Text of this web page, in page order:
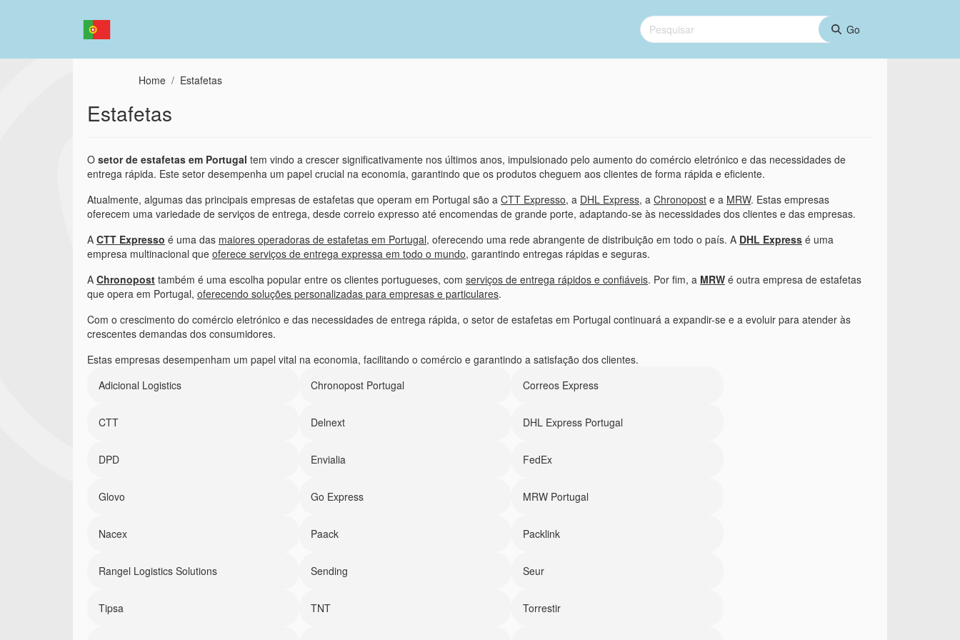
Home Estafetas
Estafetas
O setor de estafetas em Portugal tem vindo a crescer significativamente nos últimos anos, impulsionado pelo aumento do comércio eletrónico e das necessidades de
entrega rápida. Este setor desempenha um papel crucial na economia, garantindo que os produtos cheguem aos clientes de forma rápida e eficiente.
Atualmente, algumas das principais empresas de estafetas que operam em Portugal são a CTT Expresso, a DHL Express, a Chronopost e a MRW. Estas empresas
oferecem uma variedade de serviços de entrega, desde correio expresso até encomendas de grande porte, adaptando-se às necessidades dos clientes e das empresas.
A CTT Expresso é uma das maiores operadoras de estafetas em Portugal, oferecendo uma rede abrangente de distribuição em todo o país. A DHL Express é uma
empresa multinacional que oferece serviços de entrega expressa em todo o mundo, garantindo entregas rápidas e seguras.
A Chronopost também é uma escolha popular entre os clientes portugueses, com serviços de entrega rápidos e confiáveis. Por fim, a MRW é outra empresa de estafetas
que opera em Portugal, oferecendo soluções personalizadas para empresas e particulares.
Com o crescimento do comércio eletrónico e das necessidades de entrega rápida, o setor de estafetas em Portugal continuará a expandir-se e a evoluir para atender às
crescentes demandas dos consumidores.
Estas empresas desempenham um papel vital na economia, facilitando o comércio e garantindo a satisfação dos clientes.
Adicional Logistics
Chronopost Portugal Correos Express
CTT Delnext DHL Express Portugal
DPD Envialia FedEx
Glovo Go Express MRW Portugal
Nacex Paack Packlink
Rangel Logistics Solutions Sending Seur
Tipsa TNT Torrestir